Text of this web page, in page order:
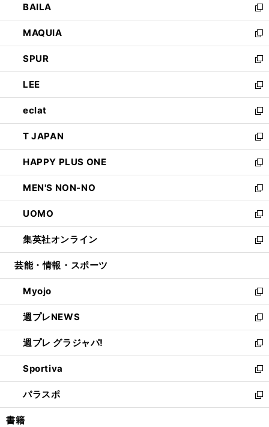
く
ィ
ン
ド
ウ
で
開
く
い
ウ
ィ
ン
ド
ウ
で
開
く
BAILA
新
し
い
ウ
ィ
ン
ド
ウ
で
開
く
MAQUIA
新
し
い
ウ
ィ
ン
ド
ウ
で
開
く
SPUR
新
し
い
ウ
ィ
ン
ド
ウ
で
開
く
LEE
新
し
い
ウ
ィ
ン
ド
ウ
で
開
く
eclat
新
し
い
ウ
ィ
ン
ド
ウ
で
開
く
T JAPAN
新
し
い
ウ
ィ
ン
ド
ウ
で
開
HAPPY PLUS ONE
新
し
い
ウ
ィ
ン
ド
ウ
開
く
MEN'S NON-NO
新
し
い
ウ
ィ
ン
ウ
で
開
く
UOMO
新
し
い
ウ
ン
ド
ウ
で
開
く
集英社オンライン
新
し
ウ
ィ
ン
ド
ウ
で
開
く
芸能・情報・スポーツ
Myojo
新
し
い
ウ
ィ
ン
ド
ウ
で
開
週プレNEWS
新
し
い
ウ
ィ
ン
ド
ウ
週プレ グラジャパ!
新
し
い
ウ
ィ
ン
Sportiva
新
し
い
ウ
パラスポ
新
し
書籍